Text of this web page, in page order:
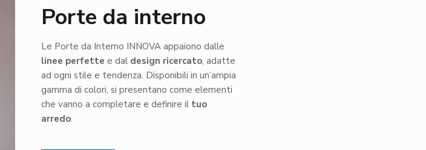
Porte da interno
Le Porte da Interno INNOVA appaiono dalle
linee perfette e dal design ricercato, adatte
ad ogni stile e tendenza. Disponibili in un’ampia
gamma di colori, si presentano come elementi
che vanno a completare e definire il tuo
arredo.